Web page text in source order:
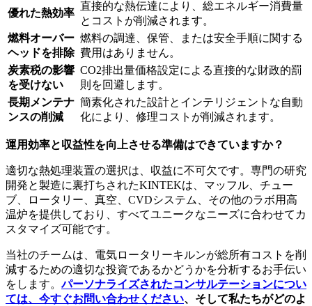
優れた熱効率
直接的な熱伝達により、総エネルギー消費量
とコストが削減されます。
燃料オーバー
ヘッドを排除
燃料の調達、保管、または安全手順に関する
費用はありません。
炭素税の影響
を受けない
CO2排出量価格設定による直接的な財政的罰
則を回避します。
長期メンテナ
ンスの削減
簡素化された設計とインテリジェントな自動
化により、修理コストが削減されます。
運用効率と収益性を向上させる準備はできていますか？
適切な熱処理装置の選択は、収益に不可欠です。専門の研究
開発と製造に裏打ちされたKINTEKは、マッフル、チュー
ブ、ロータリー、真空、CVDシステム、その他のラボ用高
温炉を提供しており、すべてユニークなニーズに合わせてカ
スタマイズ可能です。
当社のチームは、電気ロータリーキルンが総所有コストを削
減するための適切な投資であるかどうかを分析するお手伝い
をします。パーソナライズされたコンサルテーションについ
ては、今すぐお問い合わせください、そして私たちがどのよ